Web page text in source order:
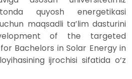
quyosh energetikasi
maqsadli ta’lim dasturini
of the targeted
Bachelors in Solar Energy in
ijrochisi sifatida o‘z